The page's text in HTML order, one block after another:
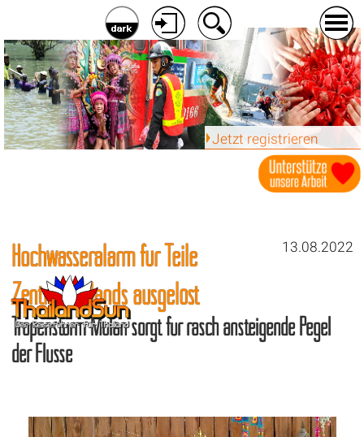
Jetzt registrieren
13.08.2022
Hochwasseralarm für Teile
Zentralthailands ausgelöst
Tropensturm Mulan sorgt für rasch ansteigende Pegel
der Flüsse